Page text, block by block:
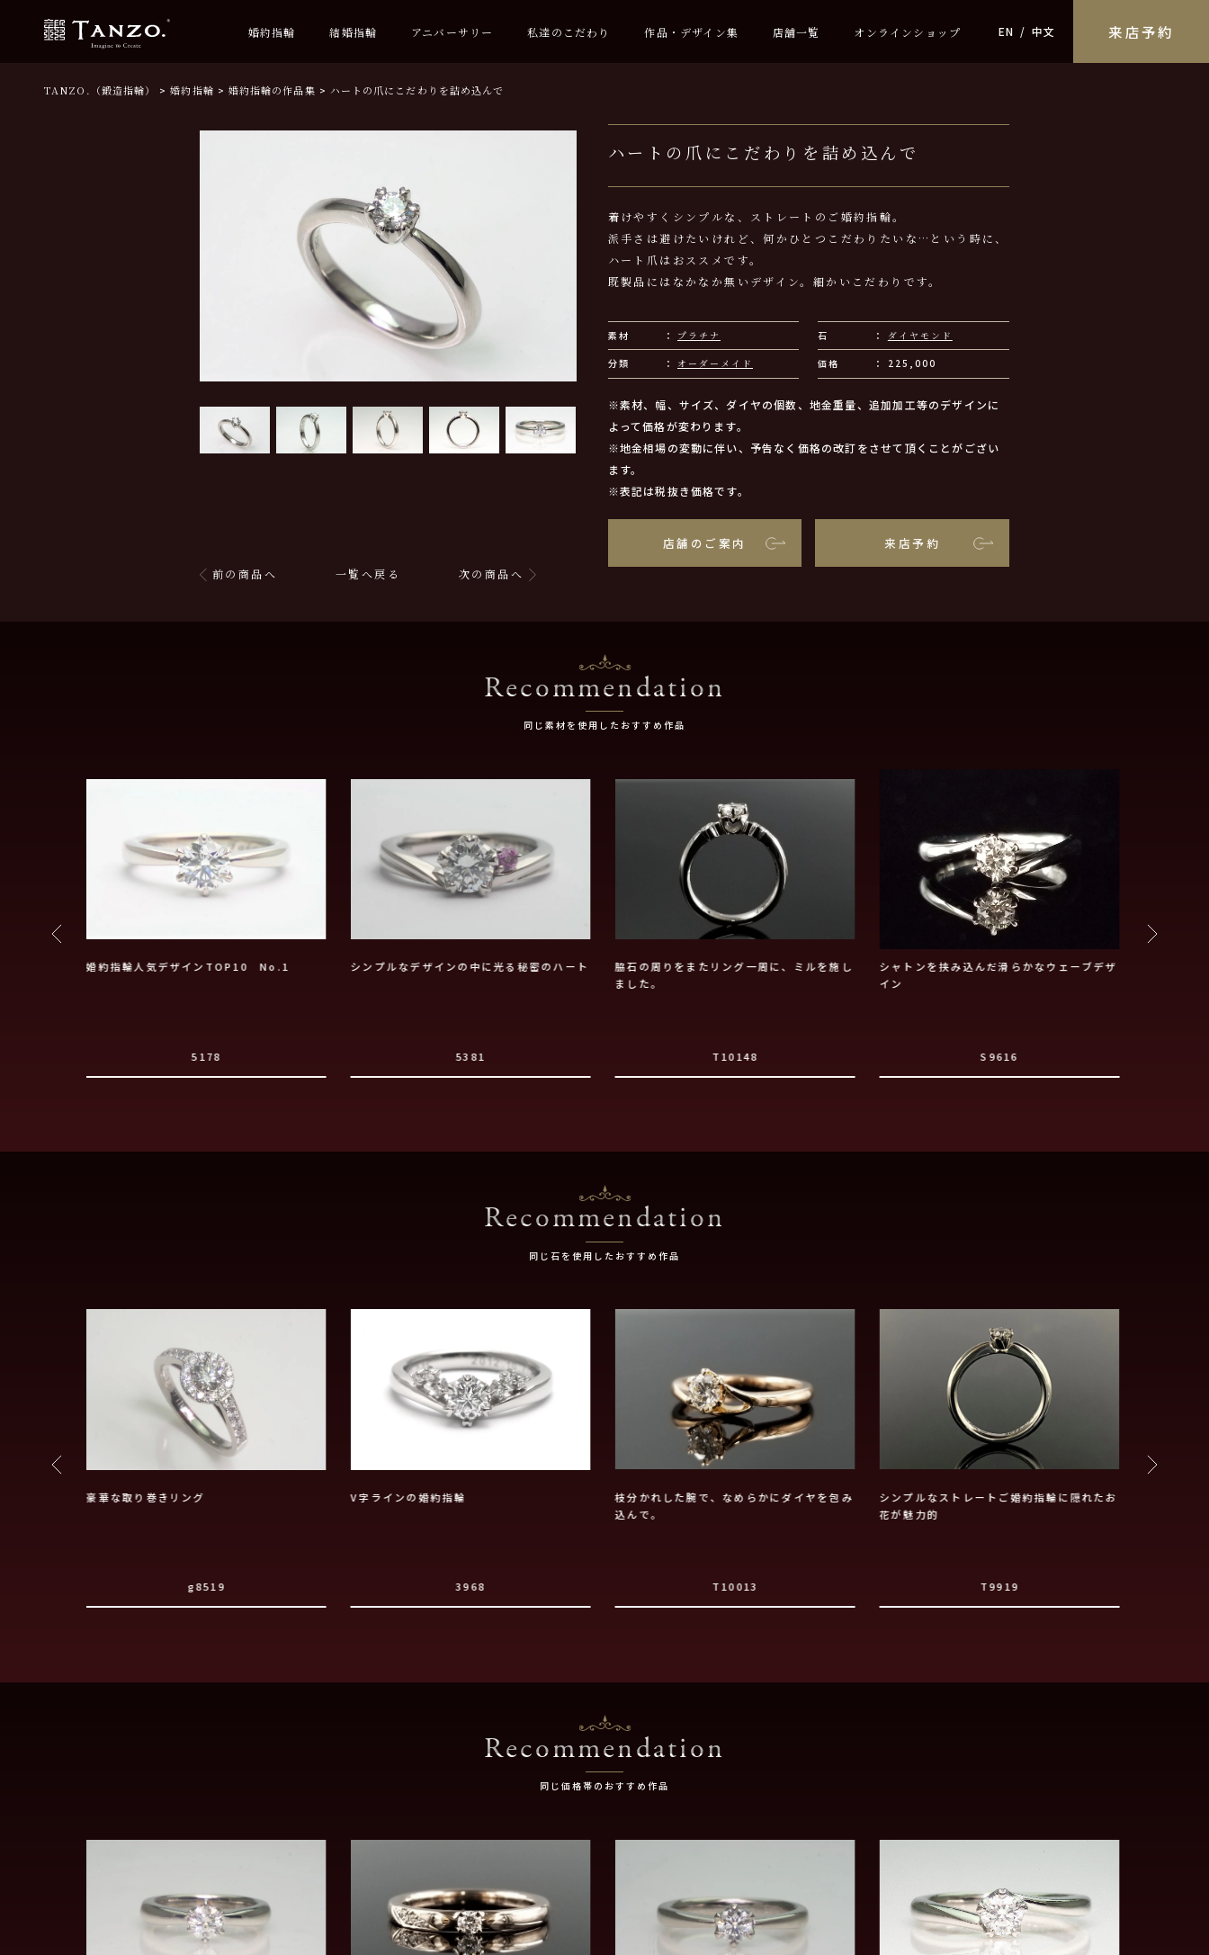
来店予約
婚約指輪 結婚指輪 アニバーサリー 私達のこだわり 作品・デザイン集 店舗一覧 オンラインショップ EN 中文
TANZO.（鍛造指輪） 婚約指輪 婚約指輪の作品集 ハートの爪にこだわりを詰め込んで
ハートの爪にこだわりを詰め込んで
着けやすくシンプルな、ストレートのご婚約指輪。
派手さは避けたいけれど、何かひとつこだわりたいな…という時に、
ハート爪はおススメです。
既製品にはなかなか無いデザイン。細かいこだわりです。
素材 プラチナ 石 ダイヤモンド
分類 オーダーメイド 価格 225,000
※素材、幅、サイズ、ダイヤの個数、地金重量、追加加工等のデザインに
よって価格が変わります。
※地金相場の変動に伴い、予告なく価格の改訂をさせて頂くことがござい
ます。
※表記は税抜き価格です。
店舗のご案内 来店予約
前の商品へ 一覧へ戻る 次の商品へ
Recommendation
同じ素材を使用したおすすめ作品
婚約指輪人気デザインTOP10 No.1
5178
シンプルなデザインの中に光る秘密のハート
5381
脇石の周りをまたリング一周に、ミルを施し
ました。
T10148
シャトンを挟み込んだ滑らかなウェーブデザ
イン
S9616
Recommendation
同じ石を使用したおすすめ作品
豪華な取り巻きリング
g8519
V字ラインの婚約指輪
3968
枝分かれした腕で、なめらかにダイヤを包み
込んで。
T10013
シンプルなストレートご婚約指輪に隠れたお
花が魅力的
T9919
Recommendation
同じ価格帯のおすすめ作品